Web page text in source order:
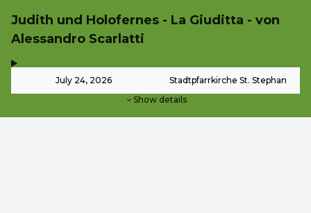
Judith und Holofernes - La Giuditta - von
Alessandro Scarlatti
July 24, 2026 Stadtpfarrkirche St. Stephan
Show details